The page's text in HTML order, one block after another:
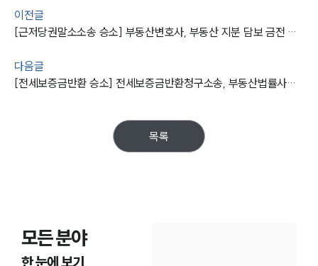
뉴스레터/브로슈어
세미나
대륜법률상담예약
대륜법률상담예약
이전글
[근저당권말소소송 승소] 부동산변호사, 부동산 지분 담보 금전 대여한 정황 밝혀 원고 청구 기각
다음글
[전세보증금반환 승소] 전세보증금반환청구소송, 부동산법률사무소 조력으로 보증금 전액, 소송비 청구 성공
목록
모든 분야
한 눈에 보기